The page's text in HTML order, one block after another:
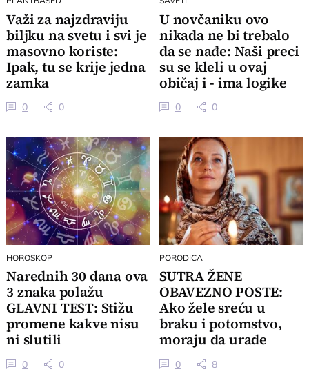
Važi za najzdraviju
biljku na svetu i svi je
masovno koriste:
Ipak, tu se krije jedna
zamka
0 0
U novčaniku ovo
nikada ne bi trebalo
da se nađe: Naši preci
su se kleli u ovaj
običaj i - ima logike
0 0
HOROSKOP
Narednih 30 dana ova
3 znaka polažu
GLAVNI TEST: Stižu
promene kakve nisu
ni slutili
0 0
PORODICA
SUTRA ŽENE
OBAVEZNO POSTE:
Ako žele sreću u
braku i potomstvo,
moraju da urade
jednu stvar
0 8